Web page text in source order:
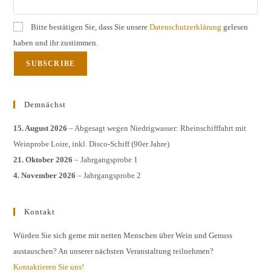
Bitte bestätigen Sie, dass Sie unsereDatenschutzerklärung gelesen
haben und ihr zustimmen.
Demnächst
15. August 2026 – Abgesagt wegen Niedrigwasser: Rheinschifffahrt mit
Weinprobe Loire, inkl. Disco-Schiff (90er Jahre)
21. Oktober 2026 – Jahrgangsprobe 1
4. November 2026 – Jahrgangsprobe 2
Kontakt
Würden Sie sich gerne mit netten Menschen über Wein und Genuss
austauschen? An unserer nächsten Veranstaltung teilnehmen?
Kontaktieren Sie uns!